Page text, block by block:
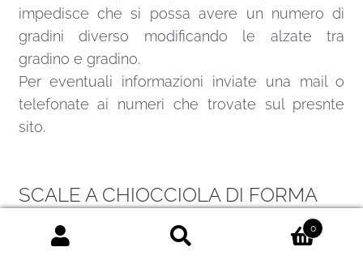
impedisce che si possa avere un numero di
gradini diverso modificando le alzate tra
gradino e gradino.
Per eventuali informazioni inviate una mail o
telefonate ai numeri che trovate sul presnte
sito.
SCALE A CHIOCCIOLA DI FORMA
La principale differenza, da cui derivano anche
0